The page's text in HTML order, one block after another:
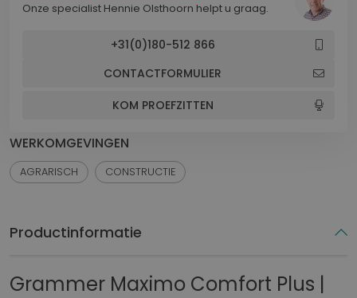
Onze specialist Hennie Olsthoorn helpt u graag.
+31(0)180-512 866
CONTACTFORMULIER
KOM PROEFZITTEN
WERKOMGEVINGEN
AGRARISCH CONSTRUCTIE
Productinformatie
Grammer Maximo Comfort Plus |